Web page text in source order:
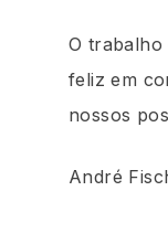
O trabalho
feliz em
nossos
André